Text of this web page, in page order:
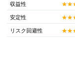
収益性
安定性
リスク回避性